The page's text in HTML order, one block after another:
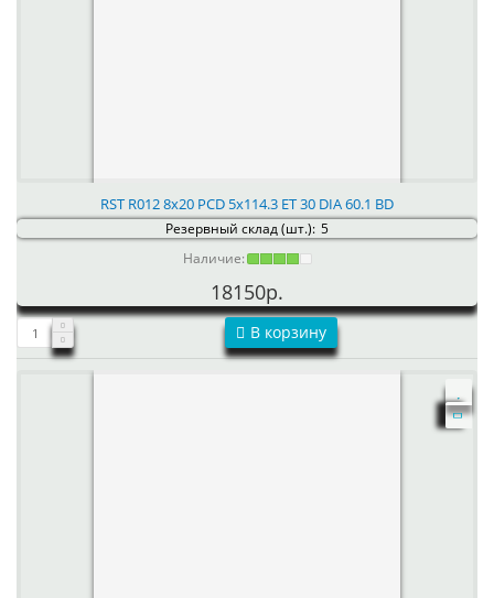
RST R012 8x20 PCD 5x114.3 ET 30 DIA 60.1 BD
Резервный склад (шт.): 5
Наличие:
18150р.
В корзину